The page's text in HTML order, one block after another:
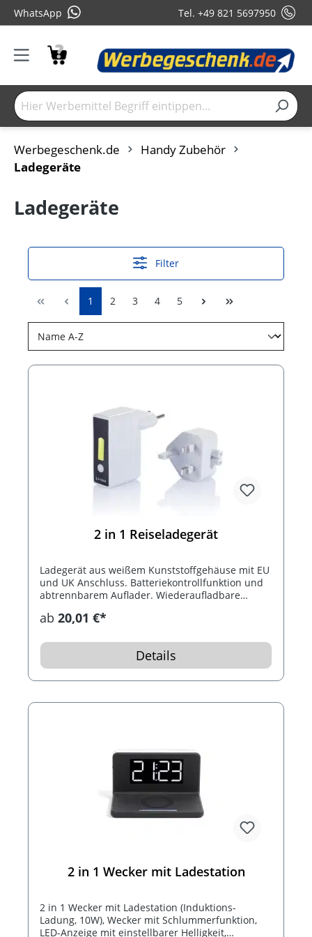
WhatsApp Tel. +49 821 5697950
Werbegeschenk.de
Handy Zubehör
Ladegeräte
Ladegeräte
Filter
1 2 3 4 5
2 in 1 Reiseladegerät
Ladegerät aus weißem Kunststoffgehäuse mit EU
und UK Anschluss. Batteriekontrollfunktion und
abtrennbarem Auflader. Wiederaufladbare
inkludiert.
ab 20,01 €*
Details
2 in 1 Wecker mit Ladestation
2 in 1 Wecker mit Ladestation (Induktions-
Ladung, 10W), Wecker mit Schlummerfunktion,
LED-Anzeige mit einstellbarer Helligkeit,